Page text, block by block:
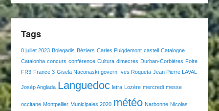
Tags
8 juillet 2023 Bolegadis Béziers Carles Puigdemont castell Catalogne
Catalonha concurs conférence Cultura dimecres Durban-Corbières Foire
FR3 France 3 Gisela Naconaski govern Ives Roqueta Jean Pierre LAVAL
Josèp Anglada Languedoc letra Lozère mercredi messe
occitane Montpellier Municipales 2020 météo Narbonne Nicolas